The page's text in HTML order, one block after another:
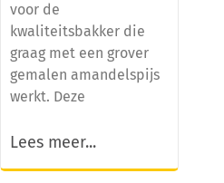
voor de
kwaliteitsbakker die
graag met een grover
gemalen amandelspijs
werkt. Deze
Lees meer...